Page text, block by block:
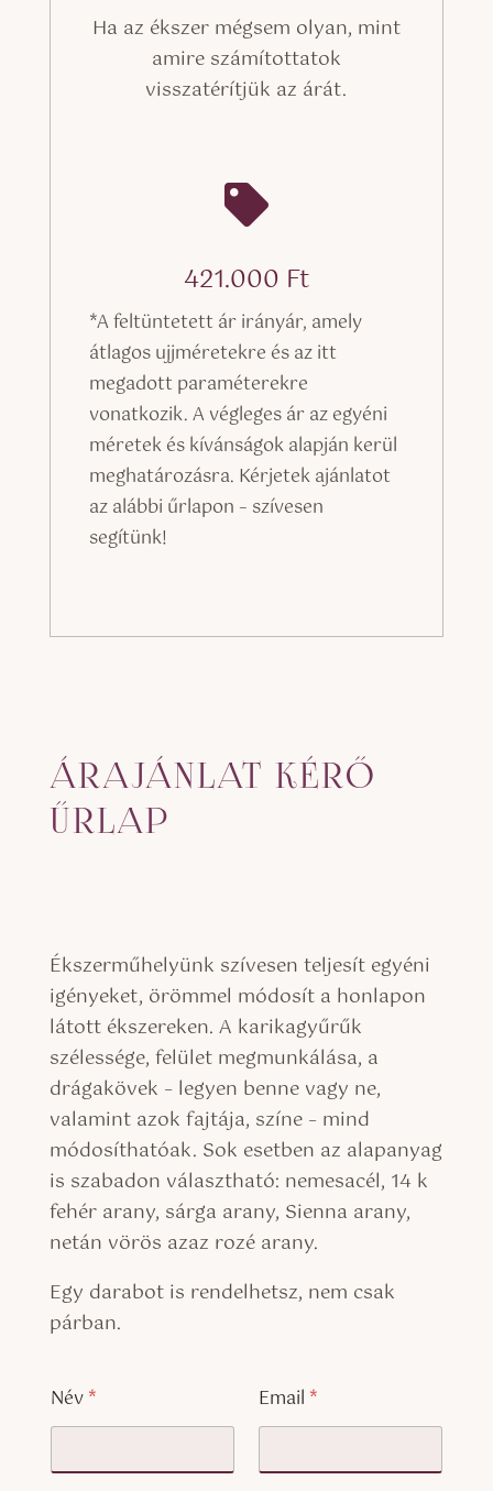
Ha az ékszer mégsem olyan, mint
amire számítottatok
visszatérítjük az árát.

421.000 Ft
*A feltüntetett ár irányár, amely
átlagos ujjméretekre és az itt
megadott paraméterekre
vonatkozik. A végleges ár az egyéni
méretek és kívánságok alapján kerül
meghatározásra. Kérjetek ajánlatot
az alábbi űrlapon – szívesen
segítünk!
ÁRAJÁNLAT KÉRŐ
ŰRLAP
Ékszerműhelyünk szívesen teljesít egyéni
igényeket, örömmel módosít a honlapon
látott ékszereken. A karikagyűrűk
szélessége, felület megmunkálása, a
drágakövek – legyen benne vagy ne,
valamint azok fajtája, színe – mind
módosíthatóak. Sok esetben az alapanyag
is szabadon választható: nemesacél, 14 k
fehér arany, sárga arany, Sienna arany,
netán vörös azaz rozé arany.
Egy darabot is rendelhetsz, nem csak
párban.
Név* Email *